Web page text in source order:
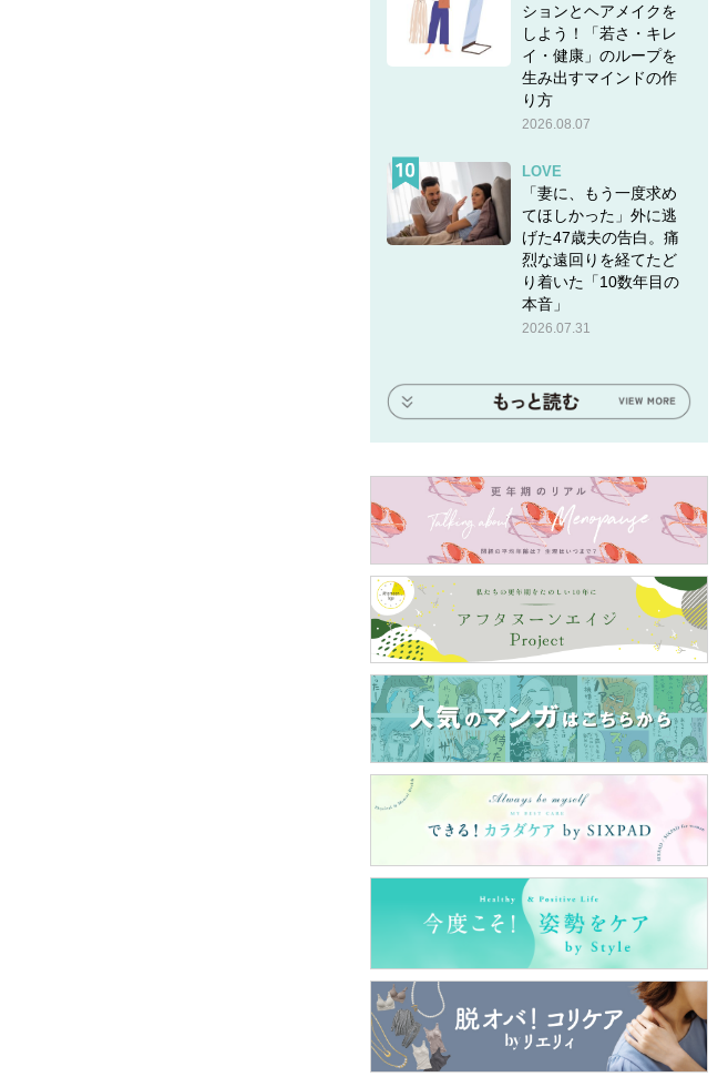
ションとヘアメイクを
しよう！「若さ・キレ
イ・健康」のループを
生み出すマインドの作
り方
2026.08.07
LOVE
「妻に、もう一度求め
てほしかった」外に逃
げた47歳夫の告白。痛
烈な遠回りを経てたど
り着いた「10数年目の
本音」
2026.07.31